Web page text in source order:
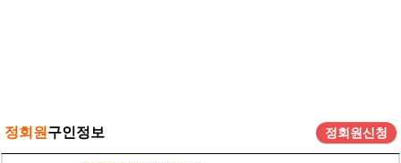
정회원 구인정보 정회원신청